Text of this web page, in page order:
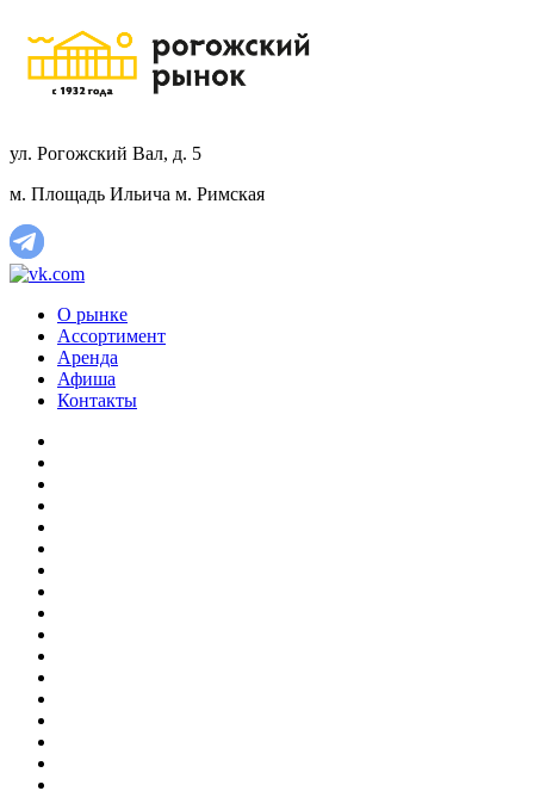
ул. Рогожский Вал, д. 5
м. Площадь Ильича м. Римская
О рынке
Ассортимент
Аренда
Афиша
Контакты